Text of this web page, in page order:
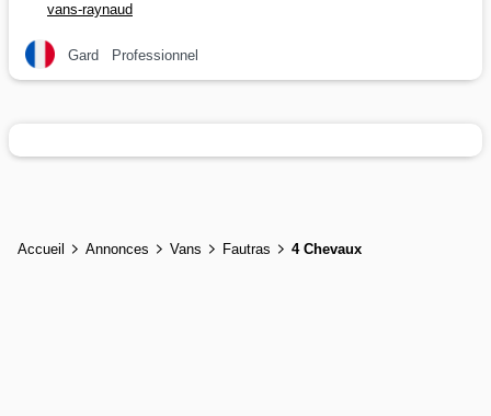
vans-raynaud
Gard Professionnel
Accueil Annonces Vans Fautras 4 Chevaux